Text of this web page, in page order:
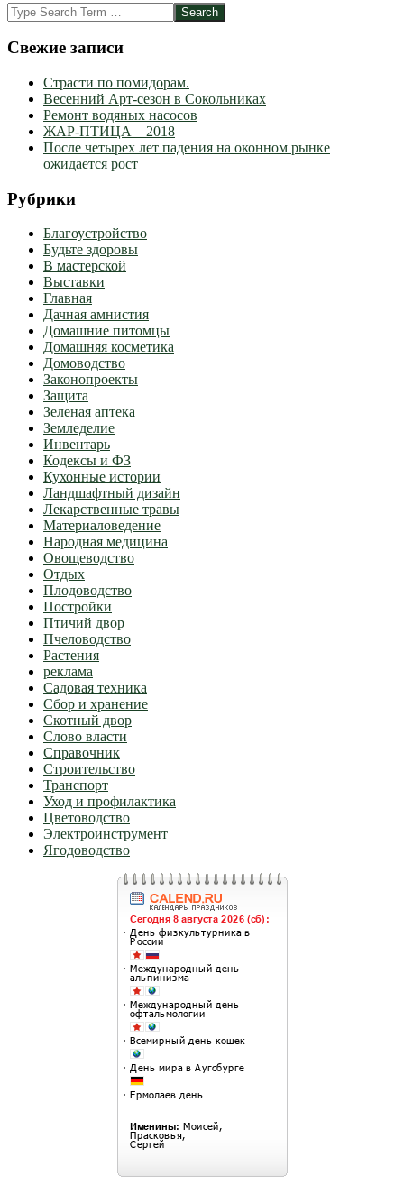
Search
Свежие записи
Страсти по помидорам.
Весенний Арт-сезон в Сокольниках
Ремонт водяных насосов
ЖАР-ПТИЦА – 2018
После четырех лет падения на оконном рынке
ожидается рост
Рубрики
Благоустройство
Будьте здоровы
В мастерской
Выставки
Главная
Дачная амнистия
Домашние питомцы
Домашняя косметика
Домоводство
Законопроекты
Защита
Зеленая аптека
Земледелие
Инвентарь
Кодексы и ФЗ
Кухонные истории
Ландшафтный дизайн
Лекарственные травы
Материаловедение
Народная медицина
Овощеводство
Отдых
Плодоводство
Постройки
Птичий двор
Пчеловодство
Растения
реклама
Садовая техника
Сбор и хранение
Скотный двор
Слово власти
Справочник
Строительство
Транспорт
Уход и профилактика
Цветоводство
Электроинструмент
Ягодоводство